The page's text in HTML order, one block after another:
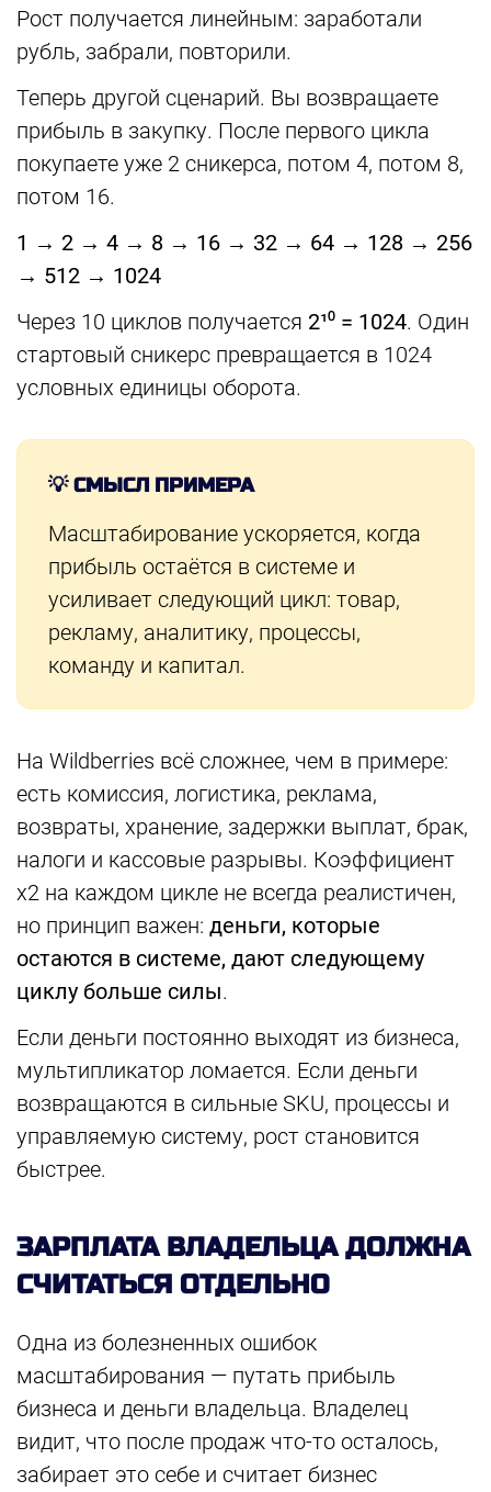
Рост получается линейным: заработали
рубль, забрали, повторили.
Теперь другой сценарий. Вы возвращаете
прибыль в закупку. После первого цикла
покупаете уже 2 сникерса, потом 4, потом 8,
потом 16.
1 → 2 → 4 → 8 → 16 → 32 → 64 → 128 → 256
→ 512 → 1024
Через 10 циклов получается 2¹⁰ = 1024. Один
стартовый сникерс превращается в 1024
условных единицы оборота.
💡 СМЫСЛ ПРИМЕРА
Масштабирование ускоряется, когда
прибыль остаётся в системе и
усиливает следующий цикл: товар,
рекламу, аналитику, процессы,
команду и капитал.
На Wildberries всё сложнее, чем в примере:
есть комиссия, логистика, реклама,
возвраты, хранение, задержки выплат, брак,
налоги и кассовые разрывы. Коэффициент
x2 на каждом цикле не всегда реалистичен,
но принцип важен: деньги, которые
остаются в системе, дают следующему
циклу больше силы.
Если деньги постоянно выходят из бизнеса,
мультипликатор ломается. Если деньги
возвращаются в сильные SKU, процессы и
управляемую систему, рост становится
быстрее.
ЗАРПЛАТА ВЛАДЕЛЬЦА ДОЛЖНА
СЧИТАТЬСЯ ОТДЕЛЬНО
Одна из болезненных ошибок
масштабирования — путать прибыль
бизнеса и деньги владельца. Владелец
видит, что после продаж что-то осталось,
забирает это себе и считает бизнес